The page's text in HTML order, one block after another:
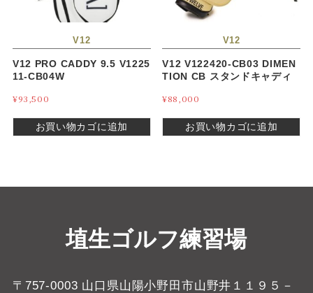
V12
V12 PRO CADDY 9.5 V1225
11-CB04W
¥93,500
お買い物カゴに追加
V12
V12 V122420-CB03 DIMEN
TION CB スタンドキャディ
¥88,000
お買い物カゴに追加
埴生ゴルフ練習場
〒757-0003 山口県山陽小野田市山野井１１９５－